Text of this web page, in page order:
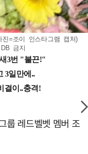
=조이 인스타그램 캡처)
금지
룹 레드벨벳 멤버 조